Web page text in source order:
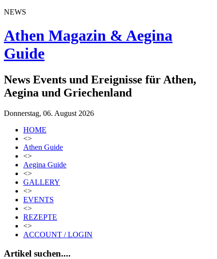
NEWS
Athen Magazin & Aegina
Guide
News Events und Ereignisse für Athen,
Aegina und Griechenland
Donnerstag, 06. August 2026
HOME
<>
Athen Guide
<>
Aegina Guide
<>
GALLERY
<>
EVENTS
<>
REZEPTE
<>
ACCOUNT / LOGIN
Artikel suchen....